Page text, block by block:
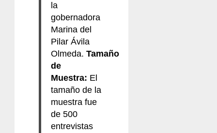
la
gobernadora
Marina del
Pilar Ávila
Olmeda.Tamaño
de
Muestra: El
tamaño de la
muestra fue
de 500
entrevistas